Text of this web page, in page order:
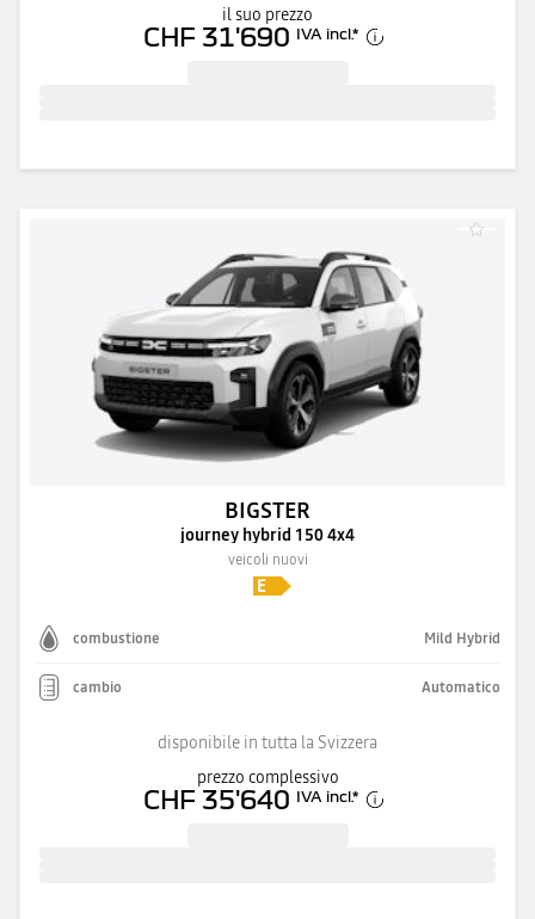
il suo prezzo
CHF 31'690 IVA incl.*
BIGSTER
journey hybrid 150 4x4
veicoli nuovi
combustione Mild Hybrid
cambio Automatico
disponibile in tutta la Svizzera
prezzo complessivo
CHF 35'640 IVA incl.*